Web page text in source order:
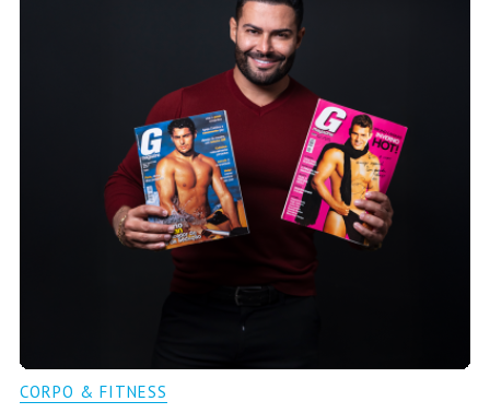
CORPO & FITNESS